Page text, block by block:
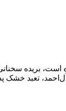
کیهان در روز ۱۴
آل‌احمد، تعبد